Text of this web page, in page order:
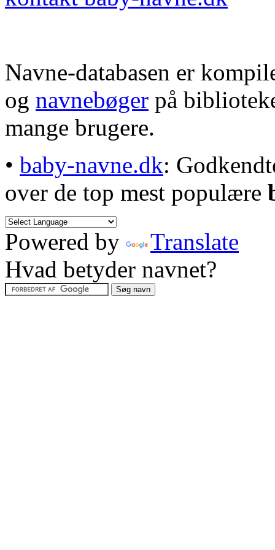
Navne-databasen er
og navnebøger på
mange brugere.
• baby-navne.dk:
over de top mest populære
Powered by
Translate
Hvad betyder navnet?